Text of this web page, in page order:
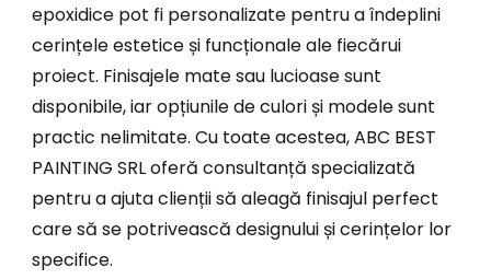
epoxidice pot fi personalizate pentru a îndeplini
cerințele estetice și funcționale ale fiecărui
proiect. Finisajele mate sau lucioase sunt
disponibile, iar opțiunile de culori și modele sunt
practic nelimitate. Cu toate acestea, ABC BEST
PAINTING SRL oferă consultanță specializată
pentru a ajuta clienții să aleagă finisajul perfect
care să se potrivească designului și cerințelor lor
specifice.